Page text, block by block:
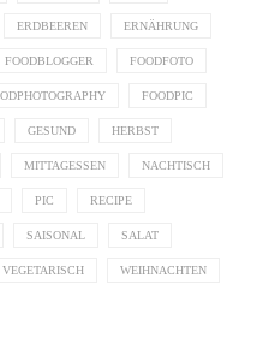
ERDBEEREN ERNÄHRUNG
FOODBLOGGER FOODFOTO
FOODPIC
GESUND HERBST
MITTAGESSEN NACHTISCH
PIC RECIPE
SAISONAL SALAT
VEGETARISCH WEIHNACHTEN